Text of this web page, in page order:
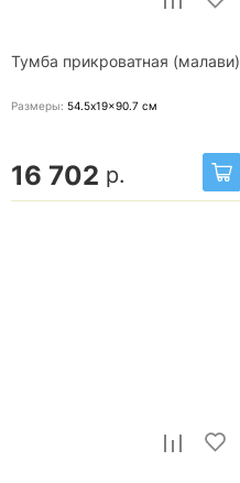
Тумба прикроватная (малави)
Размеры: 54.5x19x90.7 см
16 702 р.